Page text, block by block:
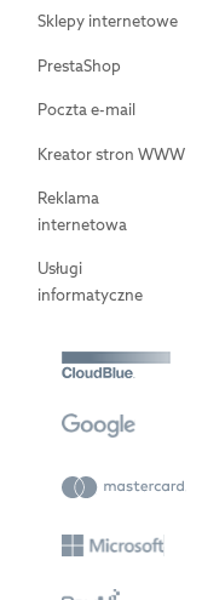
Sklepy internetowe
PrestaShop
Poczta e-mail
Kreator stron WWW
Reklama
internetowa
Usługi
informatyczne